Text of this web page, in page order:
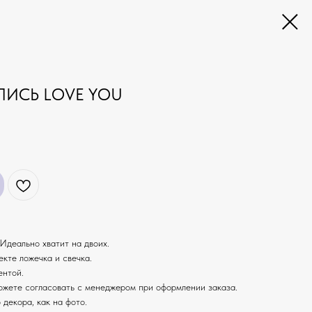
LOVE YOU
хватит на двоих.
ложечка и свечка.
согласовать с менеджером при оформлении заказа.
как на фото.